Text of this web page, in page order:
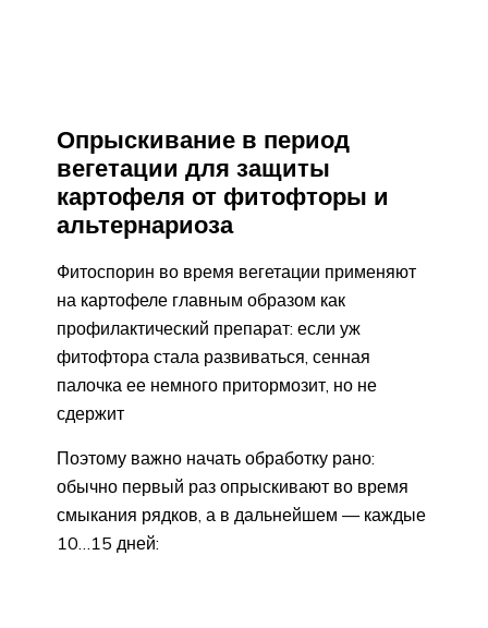
Опрыскивание в период
вегетации для защиты
картофеля от фитофторы и
альтернариоза
Фитоспорин во время вегетации применяют
на картофеле главным образом как
профилактический препарат: если уж
фитофтора стала развиваться, сенная
палочка ее немного притормозит, но не
сдержит
Поэтому важно начать обработку рано:
обычно первый раз опрыскивают во время
смыкания рядков, а в дальнейшем — каждые
10…15 дней: